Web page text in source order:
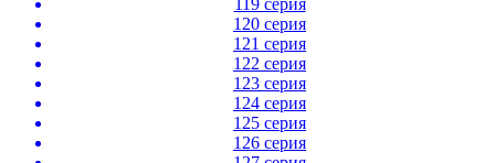
120 серия
121 серия
122 серия
123 серия
124 серия
125 серия
126 серия